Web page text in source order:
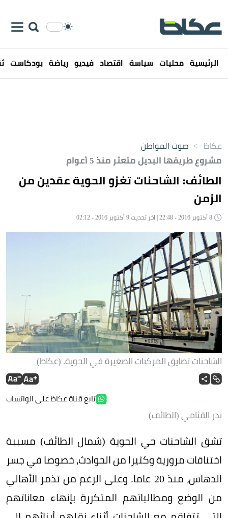
الرئيسية محليات سياسة اقتصاد فيديو رياضة بودكاست
عكاظ > صوت المواطن
مشروع طريقها البديل متعثر منذ 5 أعوام
الطائف: الشاحنات تغزو الحوية عقدين من
الزمن
الشاحنات تضايق المركبات الصغيرة في الحوية. (عكاظ)
تابع قناة عكاظ على الواتساب
بدر القثامي (الطائف)
تشق الشاحنات حي الحوية (شمال الطائف) مسببة
اختناقات مرورية وكثيرا من الحوادث، خصوصا في جسر
الدهاس، منذ 20 عاما. وعلى الرغم من تذمر الأهالي
من الوضع ومطالباتهم المتكررة بإنهاء معاناتهم